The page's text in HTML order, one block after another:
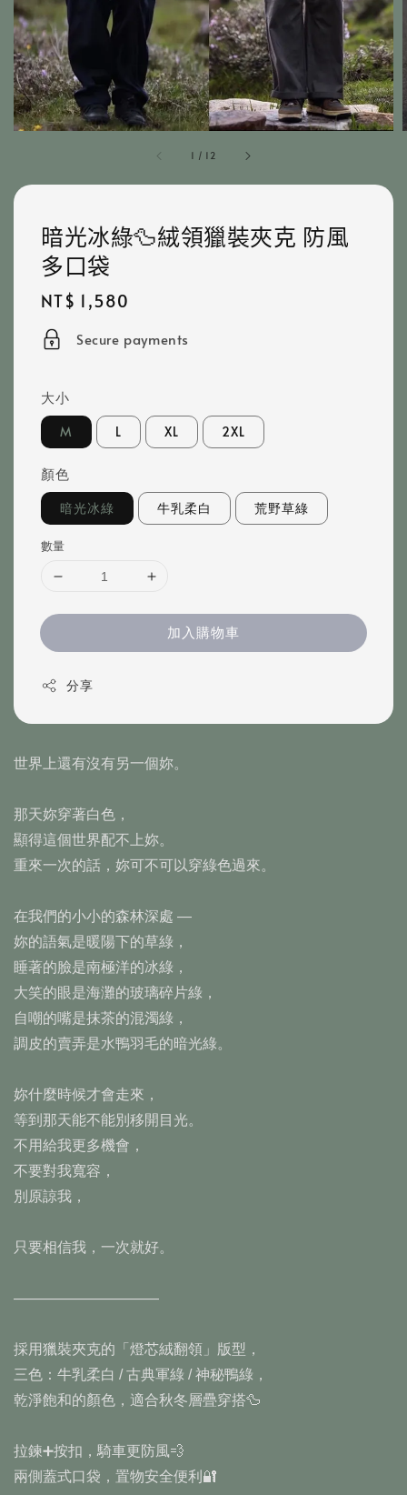
1 / 12
暗光冰綠🦆絨領獵裝夾克 防風
多口袋
Regular
price
NT$ 1,580
Secure payments
大小
M L XL 2XL
顏色
暗光冰綠 牛乳柔白 荒野草綠
數量
加入購物車
分享
世界上還有沒有另一個妳。
那天妳穿著白色，
顯得這個世界配不上妳。
重來一次的話，妳可不可以穿綠色過來。
在我們的小小的森林深處 —
妳的語氣是暖陽下的草綠，
睡著的臉是南極洋的冰綠，
大笑的眼是海灘的玻璃碎片綠，
自嘲的嘴是抹茶的混濁綠，
調皮的賣弄是水鴨羽毛的暗光綠。
妳什麼時候才會走來，
等到那天能不能別移開目光。
不用給我更多機會，
不要對我寬容，
別原諒我，
只要相信我，一次就好。
——————————
採用獵裝夾克的「燈芯絨翻領」版型，
三色：牛乳柔白 / 古典軍綠 / 神秘鴨綠，
乾淨飽和的顏色，適合秋冬層疊穿搭🦆
拉鍊➕按扣，騎車更防風💨
兩側蓋式口袋，置物安全便利🔐